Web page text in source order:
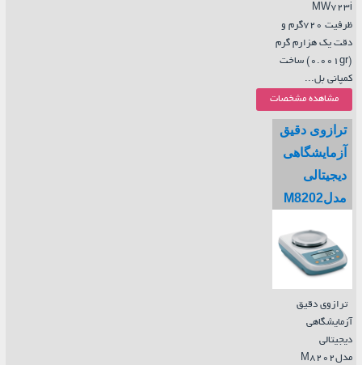
ظرفیت 720گرم و
دقت یک هزارم گرم
(0.001gr) ساخت
کمپانی بل...
مشاهده مشخصات
ترازوی دقیق
آزمایشگاهی
دیجیتالی
مدلM8202
ترازوی دقیق
آزمایشگاهی
دیجیتالی
مدلM8202